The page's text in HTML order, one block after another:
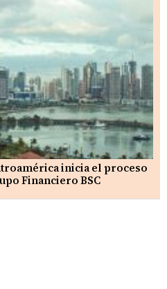
inicia el proceso
Financiero BSC